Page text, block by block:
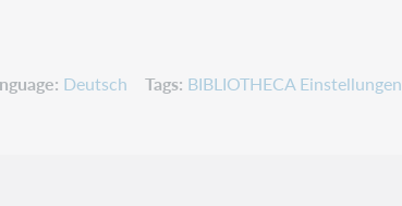
Deutsch Tags BIBLIOTHECA Einstellungen